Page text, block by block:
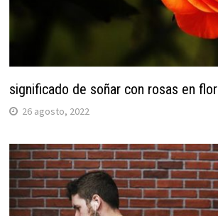
significado de soñar con rosas en flor
26 agosto, 2022